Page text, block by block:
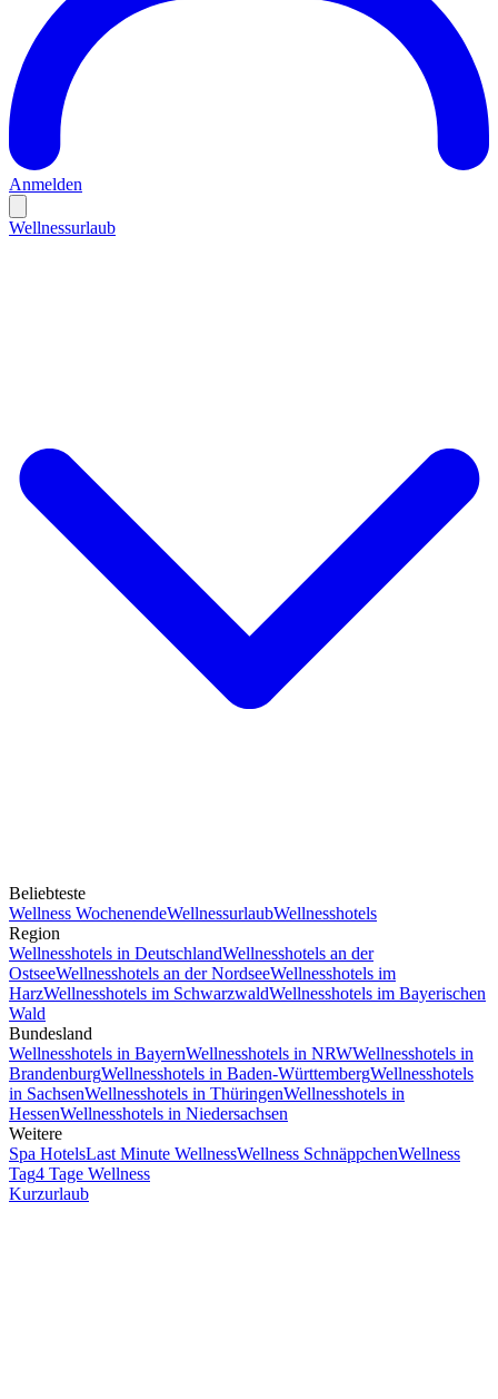
Anmelden
Wellnessurlaub
Beliebteste
Wellness WochenendeWellnessurlaubWellnesshotels
Region
Wellnesshotels in DeutschlandWellnesshotels an der
OstseeWellnesshotels an der NordseeWellnesshotels im
HarzWellnesshotels im SchwarzwaldWellnesshotels im Bayerischen
Wald
Bundesland
Wellnesshotels in BayernWellnesshotels in NRWWellnesshotels in
BrandenburgWellnesshotels in Baden-WürttembergWellnesshotels
in SachsenWellnesshotels in ThüringenWellnesshotels in
HessenWellnesshotels in Niedersachsen
Weitere
Spa HotelsLast Minute WellnessWellness SchnäppchenWellness
Tag4 Tage Wellness
Kurzurlaub